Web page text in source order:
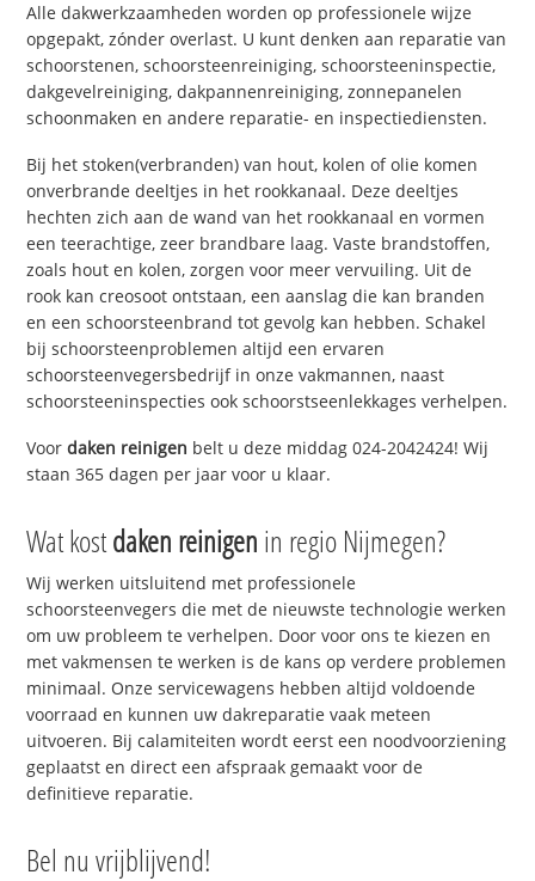
Alle dakwerkzaamheden worden op professionele wijze
opgepakt, zónder overlast. U kunt denken aan reparatie van
schoorstenen, schoorsteenreiniging, schoorsteeninspectie,
dakgevelreiniging, dakpannenreiniging, zonnepanelen
schoonmaken en andere reparatie- en inspectiediensten.
Bij het stoken(verbranden) van hout, kolen of olie komen
onverbrande deeltjes in het rookkanaal. Deze deeltjes
hechten zich aan de wand van het rookkanaal en vormen
een teerachtige, zeer brandbare laag. Vaste brandstoffen,
zoals hout en kolen, zorgen voor meer vervuiling. Uit de
rook kan creosoot ontstaan, een aanslag die kan branden
en een schoorsteenbrand tot gevolg kan hebben. Schakel
bij schoorsteenproblemen altijd een ervaren
schoorsteenvegersbedrijf in onze vakmannen, naast
schoorsteeninspecties ook schoorstseenlekkages verhelpen.
Voordaken reinigen belt u deze middag 024-2042424! Wij
staan 365 dagen per jaar voor u klaar.
Wat kostdaken reinigen in regio Nijmegen?
Wij werken uitsluitend met professionele
schoorsteenvegers die met de nieuwste technologie werken
om uw probleem te verhelpen. Door voor ons te kiezen en
met vakmensen te werken is de kans op verdere problemen
minimaal. Onze servicewagens hebben altijd voldoende
voorraad en kunnen uw dakreparatie vaak meteen
uitvoeren. Bij calamiteiten wordt eerst een noodvoorziening
geplaatst en direct een afspraak gemaakt voor de
definitieve reparatie.
Bel nu vrijblijvend!